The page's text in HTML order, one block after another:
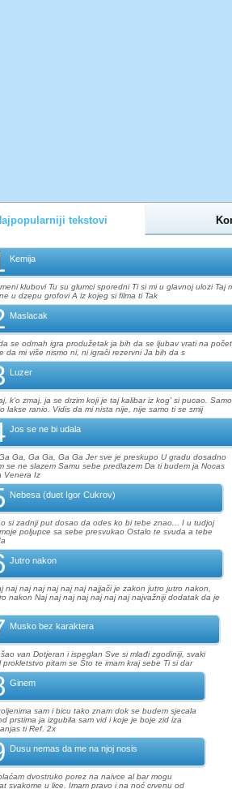
tekstovi
Kemija
klubovi Tu su glumci sporedni Ti si mi u glavnoj ulozi Taj
u dzepu grofovi A iz kojeg si filma ti Tak
Maslacak
se odmah igra produžetak ja bih da se ljubav vrati na
da mi više nismo ni, ni igrači rezervni Ja bih da s
Luzer
k'o zmaj, ja se drzim koji je taj kalibar iz kog' si pucao.
lakse ranio. Vidis da mi nista nije, nije samo ti se smij
Jos se ne bi udala
Ga, Ga Ga, Ga Ga Jer sve je preskupo U gradu dosadno
se ne slazem Samu sebe predlazem Da ti budem ja Nocas
Venera Iz
Nebesa (duet Igor Cukrov)
si zadnji put dosao da odes ko bi tebe znao... I u tudjoj
poljupce sa sebe presvukao Ostalo te svuda a tebe
Jutro nakon
naj naj naj naj naj naj najjači je zakon jutro jutro nakon,
nakon Naj naj naj naj naj naj naj najvažniji dodatak da je
Musko bez karaktera
van Dotjeran i ispeglan Sve si mlađi zgodiniji, svaki
prokletstvo pitam se Što te imam kraj sebe Ti si dar
Ginem
sam i bicu tako znam dok se budem sjecala
prstima ja izgubila sam vid i koje je boje zid iza
ti Ref. 2x
Dusu nemas da me na njoj nosis
dvostruko porez na naivce al bar mogu
svakome u lice. Imam pravo i na noć crvenu od